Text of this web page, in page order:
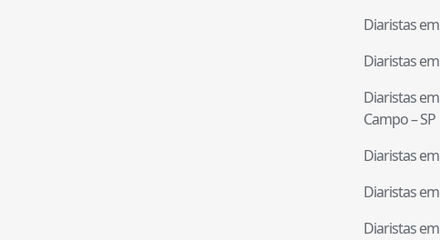
Diaristas em
Diaristas em
Diaristas em
Campo–SP
Diaristas em
Diaristas em
Diaristas em